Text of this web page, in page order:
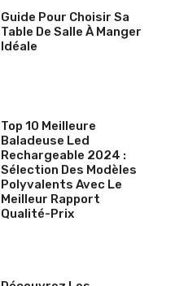
Guide Pour Choisir Sa
Table De Salle À Manger
Idéale
Top 10 Meilleure
Baladeuse Led
Rechargeable 2024 :
Sélection Des Modèles
Polyvalents Avec Le
Meilleur Rapport
Qualité-Prix